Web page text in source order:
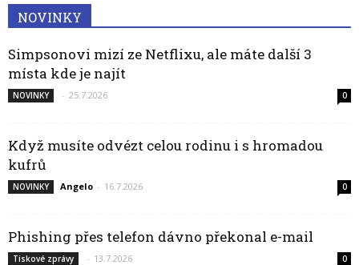
NOVINKY
Simpsonovi mizí ze Netflixu, ale máte další 3
místa kde je najít
NOVINKY - 25.7.2026 0
Když musíte odvézt celou rodinu i s hromadou
kufrů
NOVINKY Angelo - 16.7.2026 0
Phishing přes telefon dávno překonal e-mail
Tiskové zprávy - 13.7.2026 0